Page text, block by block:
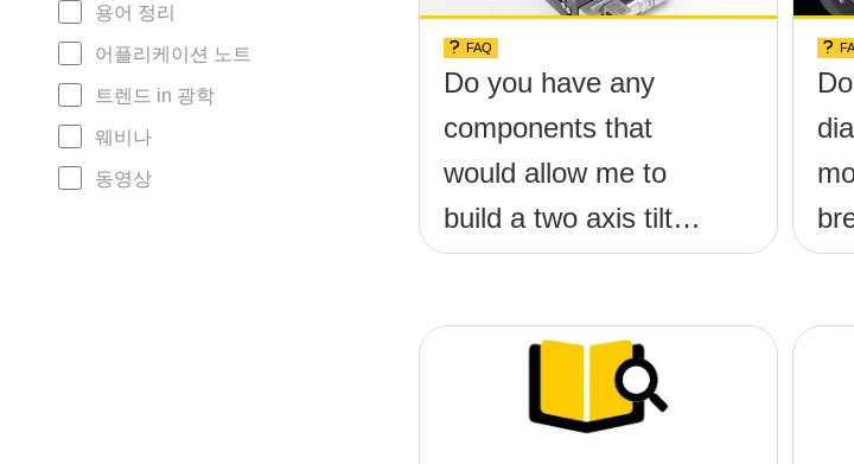
용어 정리
어플리케이션 노트
트렌드 in 광학
웨비나
동영상
FAQ
Do you have any
components that
would allow me to
build a two axis tilt
(&theta;-x, &theta;-y)
screws protruding up
above the surface?